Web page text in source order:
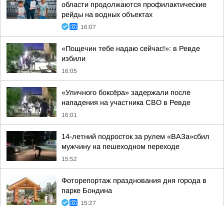
области продолжаются профилактические
рейды на водных объектах
16:07
«Пощечин тебе надаю сейчас!»: в Ревде
избили
16:05
«Уличного боксёра» задержали после
нападения на участника СВО в Ревде
16:01
14-летний подросток за рулем «ВАЗа»сбил
мужчину на пешеходном переходе
15:52
Фоторепортаж празднования дня города в
парке Бондина
15:27